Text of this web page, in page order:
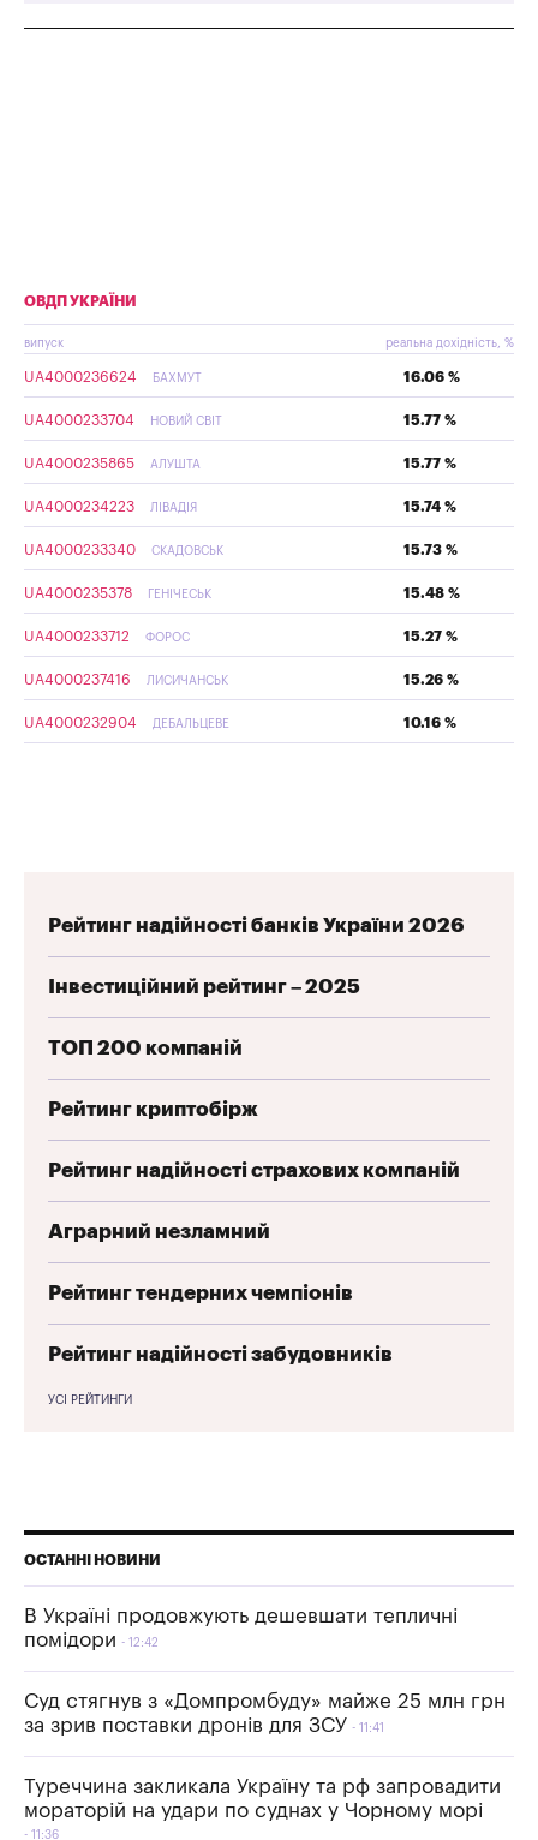
ОВДП УКРАЇНИ
випуск реальна дохідність, %
UA4000236624 БАХМУТ 16.06 %
UA4000233704 НОВИЙ СВІТ 15.77 %
UA4000235865 АЛУШТА 15.77 %
UA4000234223 ЛІВАДІЯ 15.74 %
UA4000233340 СКАДОВСЬК 15.73 %
UA4000235378 ГЕНІЧЕСЬК 15.48 %
UA4000233712 ФОРОС 15.27 %
UA4000237416 ЛИСИЧАНСЬК 15.26 %
UA4000232904 ДЕБАЛЬЦЕВЕ 10.16 %
Рейтинг надійності банків України 2026
Інвестиційний рейтинг – 2025
ТОП 200 компаній
Рейтинг криптобірж
Рейтинг надійності страхових компаній
Аграрний незламний
Рейтинг тендерних чемпіонів
Рейтинг надійності забудовників
УСІ РЕЙТИНГИ
ОСТАННІ НОВИНИ
В Україні продовжують дешевшати тепличні
помідори
12:42
Суд стягнув з «Домпромбуду» майже 25 млн грн
за зрив поставки дронів для ЗСУ
11:41
Туреччина закликала Україну та рф запровадити
мораторій на удари по суднах у Чорному морі
11:36